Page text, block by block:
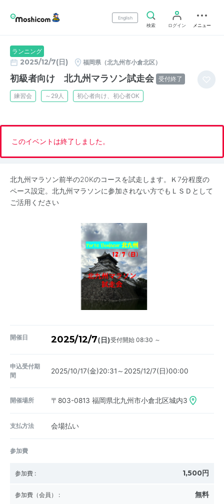
English
検索
ログイン メニュー
ランニング
2025/12/7(日) 福岡県（北九州市小倉北区）
初級者向け 北九州マラソン試走会 受付終了
練習会 ～29人 初心者向け、初心者OK
このイベントは終了しました。
北九州マラソン前半の20Kのコースを試走します。Ｋ7分程度の
ペース設定。北九州マラソンに参加されない方でもＬＳＤとして
ご活用ください
開催日 2025/12/7(日)受付開始 08:30 ～
申込受付期
間
2025/10/17(金)20:31～2025/12/7(日)00:00
開催場所 〒803-0813 福岡県北九州市小倉北区城内3
支払方法 会場払い
参加費
参加費 : 1,500円
参加費（会員） : 無料